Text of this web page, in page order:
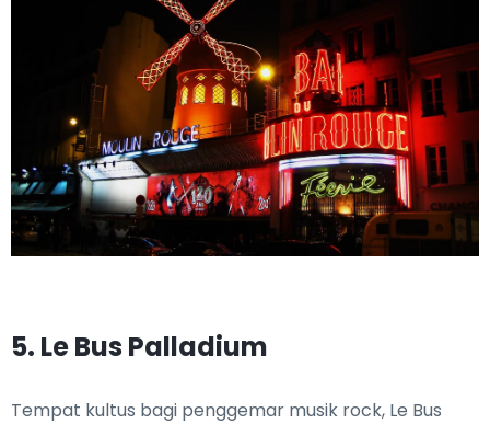
5. Le Bus Palladium
Tempat kultus bagi penggemar musik rock, Le Bus